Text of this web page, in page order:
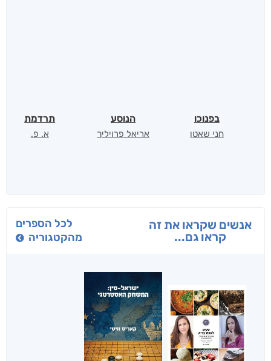
בפנוכו
חני שאטן
הנוסע
אריאל פרויליך
תרדמת
א. פ.
אנשים שקראו את זה
קראו גם...
לכל הספרים
מהקטגוריה